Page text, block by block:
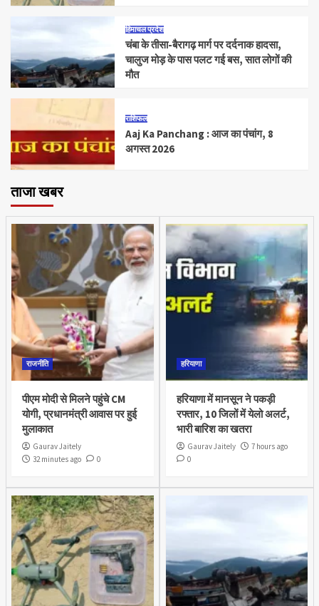
हिमाचल प्रदेश
चंबा के तीसा-बैरागढ़ मार्ग पर दर्दनाक हादसा,
चालुज मोड़ के पास पलट गई बस, सात लोगों की
मौत
राशिफल
Aaj Ka Panchang : आज का पंचांग, 8
अगस्त 2026
ताजा खबर
राजनीति
पीएम मोदी से मिलने पहुंचे CM
योगी, प्रधानमंत्री आवास पर हुई
मुलाकात
Gaurav Jaitely
32 minutes ago
0
हरियाणा
हरियाणा में मानसून ने पकड़ी
रफ्तार, 10 जिलों में येलो अलर्ट,
भारी बारिश का खतरा
Gaurav Jaitely
7 hours ago
0